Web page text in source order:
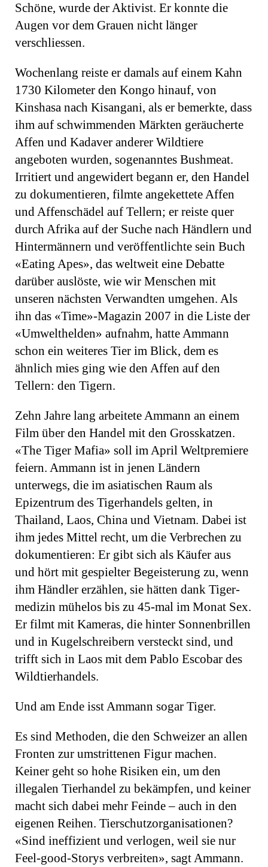
Schöne, wurde der Aktivist. Er konnte die
Augen vor dem Grauen nicht länger
verschliessen.
Wochenlang reiste er damals auf einem Kahn
1730 Kilometer den Kongo hinauf, von
Kinshasa nach Kisangani, als er bemerkte, dass
ihm auf schwimmenden Märkten geräucherte
Affen und Kadaver anderer Wildtiere
angeboten wurden, sogenanntes Bushmeat.
Irritiert und angewidert begann er, den Handel
zu dokumentieren, filmte angekettete Affen
und Affenschädel auf Tellern; er reiste quer
durch Afrika auf der Suche nach Händlern und
Hintermännern und veröffentlichte sein Buch
«Eating Apes», das weltweit eine Debatte
darüber auslöste, wie wir Menschen mit
unseren nächsten Verwandten umgehen. Als
ihn das «Time»-Magazin 2007 in die Liste der
«Umwelthelden» aufnahm, hatte Ammann
schon ein weiteres Tier im Blick, dem es
ähnlich mies ging wie den Affen auf den
Tellern: den Tigern.
Zehn Jahre lang arbeitete Ammann an einem
Film über den Handel mit den Grosskatzen.
«The Tiger Mafia» soll im April Weltpremiere
feiern. Ammann ist in jenen Ländern
unterwegs, die im asiatischen Raum als
Epizentrum des Tiger­handels gelten, in
Thailand, Laos, China und Vietnam. Dabei ist
ihm jedes Mittel recht, um die Verbrechen zu
dokumentieren: Er gibt sich als Käufer aus
und hört mit gespielter Begeisterung zu, wenn
ihm Händler erzählen, sie hätten dank Tiger­
medizin mühelos bis zu 45-mal im Monat Sex.
Er filmt mit Kameras, die hinter Sonnenbrillen
und in Kugelschreibern ver­steckt sind, und
trifft sich in Laos mit dem Pablo Escobar des
Wildtierhandels.
Und am Ende isst Ammann sogar Tiger.
Es sind Methoden, die den Schweizer an allen
Fronten zur umstrittenen Figur machen.
Keiner geht so hohe Risiken ein, um den
illegalen Tierhandel zu bekämpfen, und keiner
macht sich dabei mehr Feinde – auch in den
eigenen Reihen. Tierschutzorganisationen?
«Sind ineffizient und verlogen, weil sie nur
Feel-good-Storys verbreiten», sagt Ammann.